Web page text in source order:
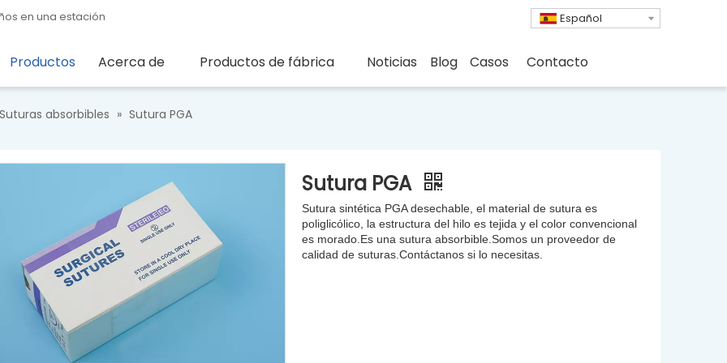
en una estación Español
Productos Acerca de Productos de fábrica Noticias Blog Casos Contacto
Suturas absorbibles » Sutura PGA
Sutura PGA
Sutura sintética PGA desechable, el material de sutura es
poliglicólico, la estructura del hilo es tejida y el color convencional
es morado.Es una sutura absorbible.Somos un proveedor de
calidad de suturas.Contáctanos si lo necesitas.